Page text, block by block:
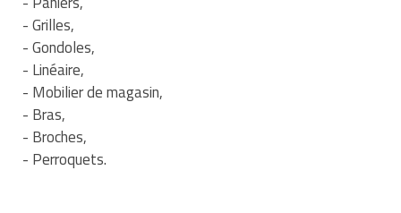
- Grilles,
- Gondoles,
- Linéaire,
- Mobilier de magasin,
- Bras,
- Broches,
- Perroquets.